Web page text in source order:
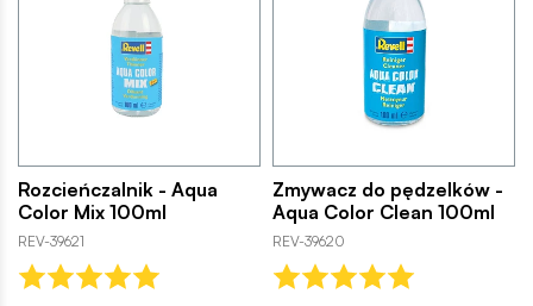
Rozcieńczalnik - Aqua
Color Mix 100ml
REV-39621
Zmywacz do pędzelków -
Aqua Color Clean 100ml
REV-39620